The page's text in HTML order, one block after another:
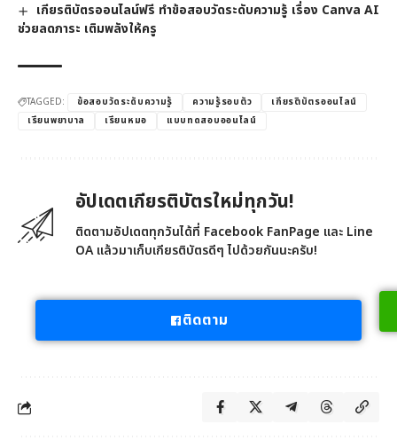
เกียรติบัตรออนไลน์ฟรี ทำข้อสอบวัดระดับความรู้ เรื่อง Canva AI
ช่วยลดภาระ เติมพลังให้ครู
TAGGED: ข้อสอบวัดระดับความรู้ ความรู้รอบตัว
เกียรติบัตรออนไลน์
เรียนพยาบาล
เรียนหมอ แบบทดสอบออนไลน์
อัปเดตเกียรติบัตรใหม่ทุกวัน!
ติดตามอัปเดตทุกวันได้ที่ Facebook FanPage และ Line
OA แล้วมาเก็บเกียรติบัตรดีๆ ไปด้วยกันนะครับ!
ติดตาม